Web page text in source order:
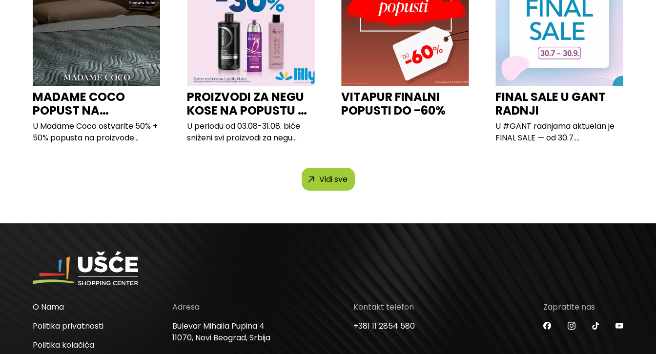
MADAME COCO
POPUST NA
PROIZVODE ZA
SPAVAĆU SOBU
U Madame Coco ostvarite 50% +
50% popusta na proizvode...
PROIZVODI ZA NEGU
KOSE NA POPUSTU U
LILLY
U periodu od 03.08-31.08. biće
sniženi svi proizvodi za negu
VITAPUR FINALNI
POPUSTI DO -60%
FINAL SALE U GANT
RADNJI
U #GANT radnjama aktuelan je
FINAL SALE — od 30.7....
Vidi sve
O Nama
Politika privatnosti
Politika kolačića
Adresa
Bulevar Mihaila Pupina 4
11070, Novi Beograd, Srbija
Kontakt telefon
+381 11 2854 580
Zapratite nas